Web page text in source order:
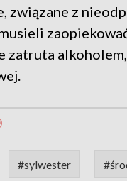
związane z
zatruta
#sylwester